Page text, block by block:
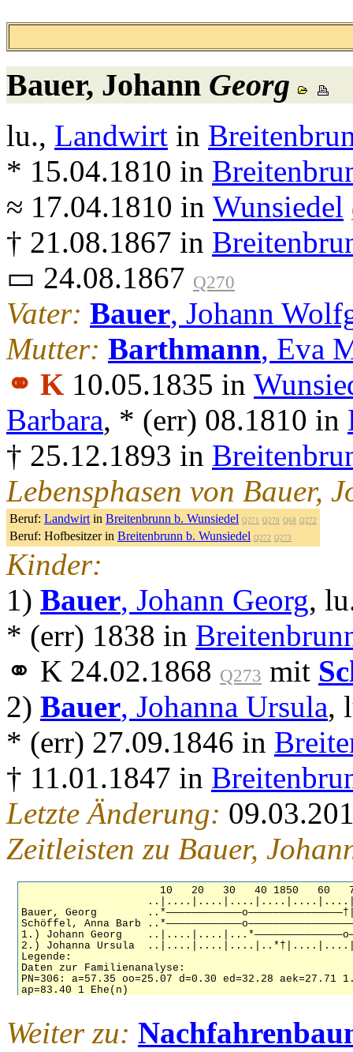
Bauer, Johann Georg
lu., Landwirt in
* 15.04.1810 in
≈ 17.04.1810 in Wunsiedel
† 21.08.1867 in
▭ 24.08.1867 Q270
Vater: Bauer, Johann
Mutter: Barthmann, Eva
⚭ K 10.05.1835 in
Barbara, * (err) 08.1810 in
† 25.12.1893 in
Lebensphasen von Bauer,
Beruf: Landwirtin Breitenbrunn b. Wunsiedel Q271 Q270 Q68 Q272
Beruf: Hofbesitzer in Breitenbrunn b. Wunsiedel Q272 Q273
Kinder:
1) Bauer, Johann Georg,
* (err) 1838 in
⚭ K 24.02.1868 Q273 mit
2) Bauer, Johanna Ursula,
* (err) 27.09.1846 in
† 11.01.1847 in
Letzte Änderung:
Zeitleisten zu Bauer,
Weiter zu: